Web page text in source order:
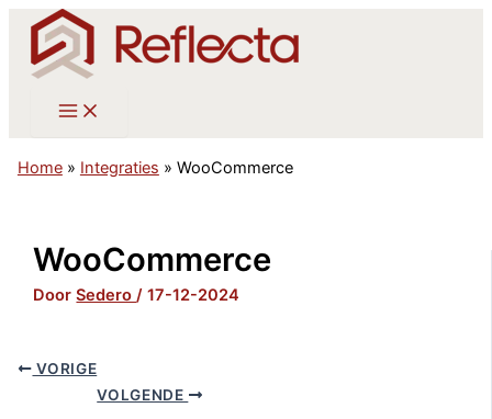
inhoud
Home» Integraties » WooCommerce
WooCommerce
DoorSedero/17-12-2024
VORIGE
VOLGENDE